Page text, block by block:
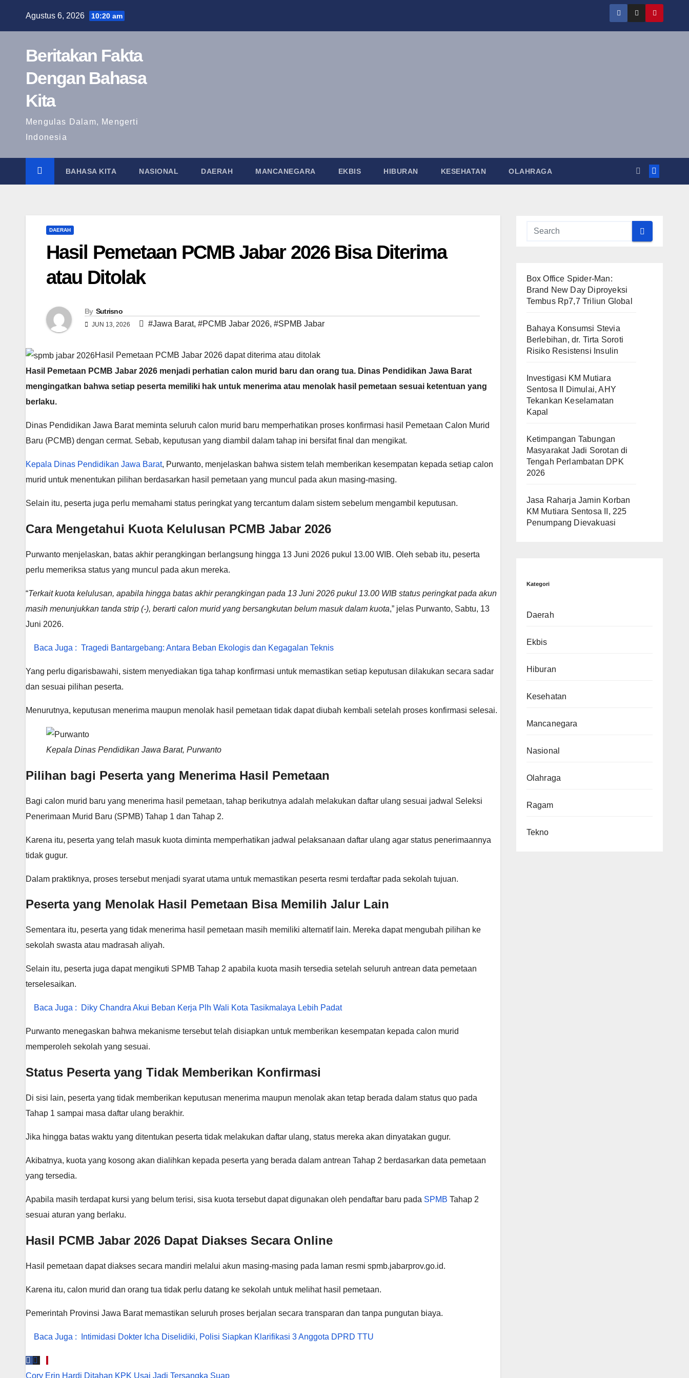
Agustus 6, 2026 10:20 am
Beritakan Fakta
Dengan Bahasa
Kita
Mengulas Dalam, Mengerti
Indonesia
BAHASA KITA NASIONAL DAERAH MANCANEGARA EKBIS HIBURAN KESEHATAN OLAHRAGA
DAERAH
Hasil Pemetaan PCMB Jabar 2026 Bisa Diterima
atau Ditolak
By Sutrisno
JUN 13, 2026 #Jawa Barat, #PCMB Jabar 2026, #SPMB Jabar
Hasil Pemetaan PCMB Jabar 2026 dapat diterima atau ditolak
Hasil Pemetaan PCMB Jabar 2026 menjadi perhatian calon murid baru dan orang tua. Dinas Pendidikan Jawa Barat
mengingatkan bahwa setiap peserta memiliki hak untuk menerima atau menolak hasil pemetaan sesuai ketentuan yang
berlaku.
Dinas Pendidikan Jawa Barat meminta seluruh calon murid baru memperhatikan proses konfirmasi hasil Pemetaan Calon Murid
Baru (PCMB) dengan cermat. Sebab, keputusan yang diambil dalam tahap ini bersifat final dan mengikat.
Kepala Dinas Pendidikan Jawa Barat, Purwanto, menjelaskan bahwa sistem telah memberikan kesempatan kepada setiap calon
murid untuk menentukan pilihan berdasarkan hasil pemetaan yang muncul pada akun masing-masing.
Selain itu, peserta juga perlu memahami status peringkat yang tercantum dalam sistem sebelum mengambil keputusan.
Cara Mengetahui Kuota Kelulusan PCMB Jabar 2026
Purwanto menjelaskan, batas akhir perangkingan berlangsung hingga 13 Juni 2026 pukul 13.00 WIB. Oleh sebab itu, peserta
perlu memeriksa status yang muncul pada akun mereka.
“Terkait kuota kelulusan, apabila hingga batas akhir perangkingan pada 13 Juni 2026 pukul 13.00 WIB status peringkat pada akun
masih menunjukkan tanda strip (-), berarti calon murid yang bersangkutan belum masuk dalam kuota,” jelas Purwanto, Sabtu, 13
Juni 2026.
Baca Juga : Tragedi Bantargebang: Antara Beban Ekologis dan Kegagalan Teknis
Yang perlu digarisbawahi, sistem menyediakan tiga tahap konfirmasi untuk memastikan setiap keputusan dilakukan secara sadar
dan sesuai pilihan peserta.
Menurutnya, keputusan menerima maupun menolak hasil pemetaan tidak dapat diubah kembali setelah proses konfirmasi selesai.
Kepala Dinas Pendidikan Jawa Barat, Purwanto
Pilihan bagi Peserta yang Menerima Hasil Pemetaan
Bagi calon murid baru yang menerima hasil pemetaan, tahap berikutnya adalah melakukan daftar ulang sesuai jadwal Seleksi
Penerimaan Murid Baru (SPMB) Tahap 1 dan Tahap 2.
Karena itu, peserta yang telah masuk kuota diminta memperhatikan jadwal pelaksanaan daftar ulang agar status penerimaannya
tidak gugur.
Dalam praktiknya, proses tersebut menjadi syarat utama untuk memastikan peserta resmi terdaftar pada sekolah tujuan.
Peserta yang Menolak Hasil Pemetaan Bisa Memilih Jalur Lain
Sementara itu, peserta yang tidak menerima hasil pemetaan masih memiliki alternatif lain. Mereka dapat mengubah pilihan ke
sekolah swasta atau madrasah aliyah.
Selain itu, peserta juga dapat mengikuti SPMB Tahap 2 apabila kuota masih tersedia setelah seluruh antrean data pemetaan
terselesaikan.
Baca Juga : Diky Chandra Akui Beban Kerja Plh Wali Kota Tasikmalaya Lebih Padat
Purwanto menegaskan bahwa mekanisme tersebut telah disiapkan untuk memberikan kesempatan kepada calon murid
memperoleh sekolah yang sesuai.
Status Peserta yang Tidak Memberikan Konfirmasi
Di sisi lain, peserta yang tidak memberikan keputusan menerima maupun menolak akan tetap berada dalam status quo pada
Tahap 1 sampai masa daftar ulang berakhir.
Jika hingga batas waktu yang ditentukan peserta tidak melakukan daftar ulang, status mereka akan dinyatakan gugur.
Akibatnya, kuota yang kosong akan dialihkan kepada peserta yang berada dalam antrean Tahap 2 berdasarkan data pemetaan
yang tersedia.
Apabila masih terdapat kursi yang belum terisi, sisa kuota tersebut dapat digunakan oleh pendaftar baru pada SPMB Tahap 2
sesuai aturan yang berlaku.
Hasil PCMB Jabar 2026 Dapat Diakses Secara Online
Hasil pemetaan dapat diakses secara mandiri melalui akun masing-masing pada laman resmi spmb.jabarprov.go.id.
Karena itu, calon murid dan orang tua tidak perlu datang ke sekolah untuk melihat hasil pemetaan.
Pemerintah Provinsi Jawa Barat memastikan seluruh proses berjalan secara transparan dan tanpa pungutan biaya.
Baca Juga : Intimidasi Dokter Icha Diselidiki, Polisi Siapkan Klarifikasi 3 Anggota DPRD TTU
Navigasi
Cory Erin Hardi Ditahan KPK Usai Jadi Tersangka Suap
Box Office Spider-Man:
Brand New Day Diproyeksi
Tembus Rp7,7 Triliun Global
Bahaya Konsumsi Stevia
Berlebihan, dr. Tirta Soroti
Risiko Resistensi Insulin
Investigasi KM Mutiara
Sentosa II Dimulai, AHY
Tekankan Keselamatan
Kapal
Ketimpangan Tabungan
Masyarakat Jadi Sorotan di
Tengah Perlambatan DPK
2026
Jasa Raharja Jamin Korban
KM Mutiara Sentosa II, 225
Penumpang Dievakuasi
Kategori
Daerah
Ekbis
Hiburan
Kesehatan
Mancanegara
Nasional
Olahraga
Ragam
Tekno